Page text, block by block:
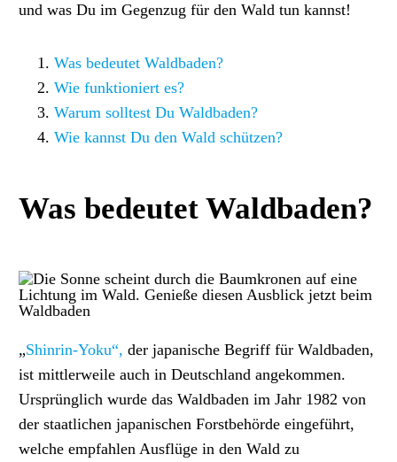
und was Du im Gegenzug für den Wald tun kannst!
Was bedeutet Waldbaden?
Wie funktioniert es?
Warum solltest Du Waldbaden?
Wie kannst Du den Wald schützen?
Was bedeutet Waldbaden?
„Shinrin-Yoku“, der japanische Begriff für Waldbaden,
ist mittlerweile auch in Deutschland angekommen.
Ursprünglich wurde das Waldbaden im Jahr 1982 von
der staatlichen japanischen Forstbehörde eingeführt,
welche empfahlen Ausflüge in den Wald zu